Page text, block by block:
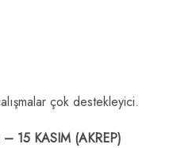
çok destekleyici.
15 KASIM (AKREP)